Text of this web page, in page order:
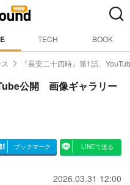
TECH BOOK
『長安二十四時』第1話、
公開 画像ギャラリー
ブックマーク LINEで送る
2026.03.31 12:00